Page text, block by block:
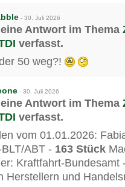
- 30. Juli 2026
Antwort im Thema
verfasst.
50 weg?!
- 30. Juli 2026
Antwort im Thema
verfasst.
vom 01.01.2026:
ABT - 163 Stück
Kraftfahrt-
Herstellern und